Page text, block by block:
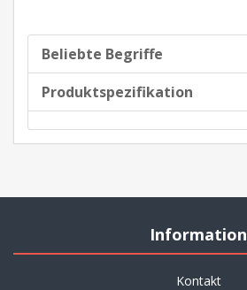
Beliebte Begriffe
Produktspezifikation
Information
Kontakt